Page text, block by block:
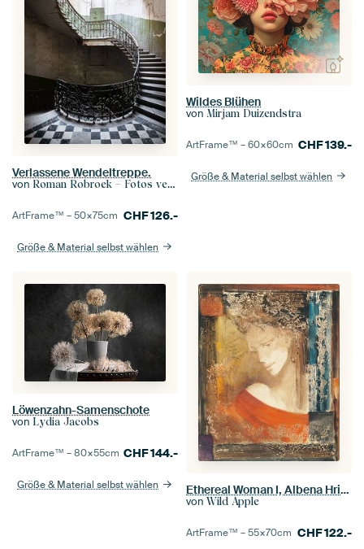
Verlassene Wendeltreppe.
von Roman Robroek – Fotos verlassener Gebäude
ArtFrame™ –50×75cm CHF126.-
Größe & Material selbst wählen
Wildes Blühen
von Mirjam Duizendstra
ArtFrame™ –60×60cm CHF139.-
Größe & Material selbst wählen
Löwenzahn-Samenschote
von Lydia Jacobs
ArtFrame™ –80×55cm CHF144.-
Größe & Material selbst wählen Ethereal Woman I, Albena Hristova
von Wild Apple
ArtFrame™ –55×70cm CHF122.-